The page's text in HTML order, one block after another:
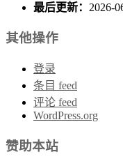
最后更新： 2026-
其他操作
登录
条目 feed
评论 feed
WordPress.org
赞助本站